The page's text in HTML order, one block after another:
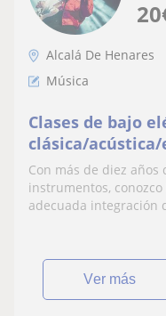
20
Alcalá De Henares
Música
Clases de bajo
clásica/acústica/
Con más de diez
instrumentos,
adecuada integración
ver más